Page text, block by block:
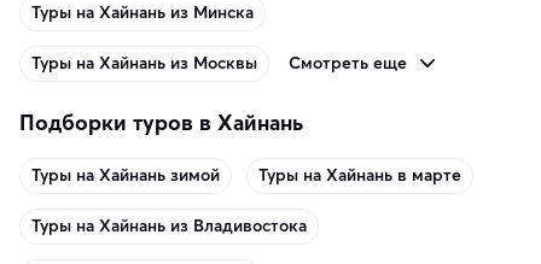
Туры на Хайнань из Минска
Туры на Хайнань из Москвы Смотреть еще
Подборки туров в Хайнань
Туры на Хайнань зимой Туры на Хайнань в марте
Туры на Хайнань из Владивостока